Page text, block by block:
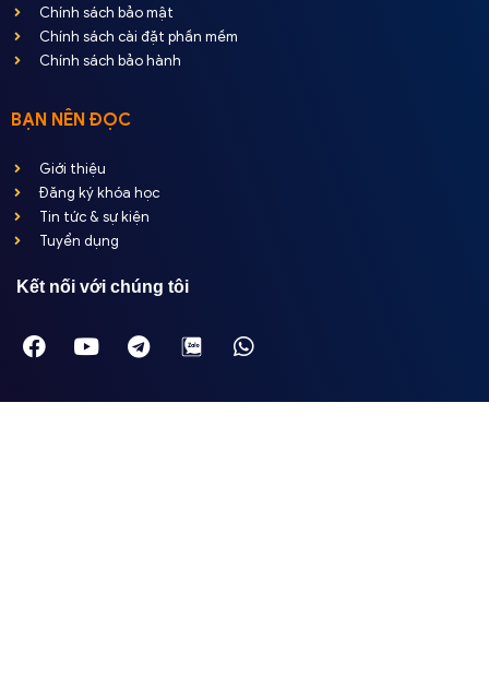
Chính sách bảo mật
Chính sách cài đặt phần mềm
Chính sách bảo hành
BẠN NÊN ĐỌC
Giới thiệu
Đăng ký khóa học
Tin tức & sự kiện
Tuyển dụng
Kết nối với chúng tôi